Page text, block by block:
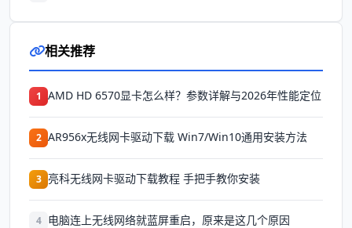
相关推荐
1 AMD HD 6570显卡怎么样？参数详解与2026年性能定位
2 AR956x无线网卡驱动下载 Win7/Win10通用安装方法
3 亮科无线网卡驱动下载教程 手把手教你安装
4 电脑连上无线网络就蓝屏重启，原来是这几个原因